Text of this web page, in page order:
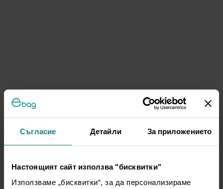
Съгласие Детайли За приложението
Настоящият сайт използва "бисквитки"
Използваме „бисквитки“, за да персонализираме